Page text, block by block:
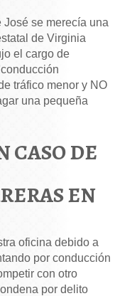
José se merecía una
de Virginia
el cargo de
tráfico menor y NO
una pequeña
CASO DE
EN
oficina debido a
por conducción
con otro
por delito